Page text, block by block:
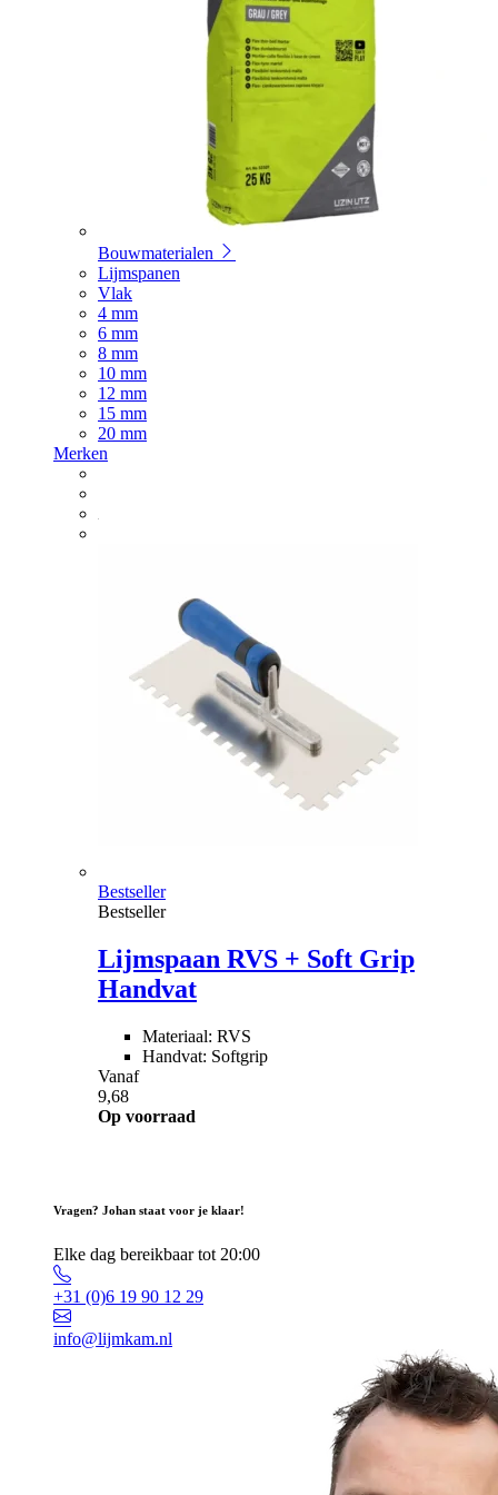
Bouwmaterialen
Lijmspanen
Vlak
4 mm
6 mm
8 mm
10 mm
12 mm
15 mm
20 mm
Merken
Bestseller
Bestseller
Lijmspaan RVS + Soft Grip
Handvat
Materiaal: RVS
Handvat: Softgrip
Vanaf
9,68
Op voorraad
Vragen? Johan staat voor je klaar!
Elke dag bereikbaar tot 20:00
+31 (0)6 19 90 12 29
info@lijmkam.nl